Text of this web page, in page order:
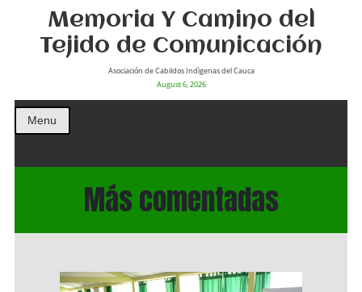
Memoria Y Camino del
Tejido de Comunicación
Asociación de Cabildos Indìgenas del Cauca
August 6, 2026
Menu
Más comentadas